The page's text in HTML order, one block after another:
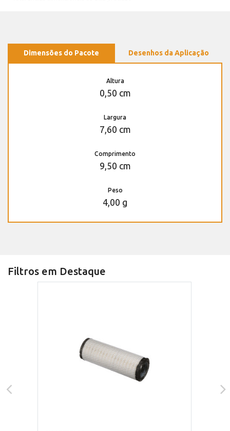
Dimensões do Pacote Desenhos da Aplicação
Altura
0,50 cm
Largura
7,60 cm
Comprimento
9,50 cm
Peso
4,00 g
Filtros em Destaque